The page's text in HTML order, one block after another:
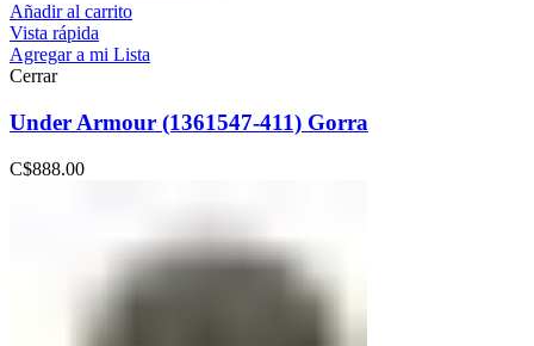
Añadir al carrito
Vista rápida
Agregar a mi Lista
Cerrar
Under Armour (1361547-411) Gorra
C$888.00